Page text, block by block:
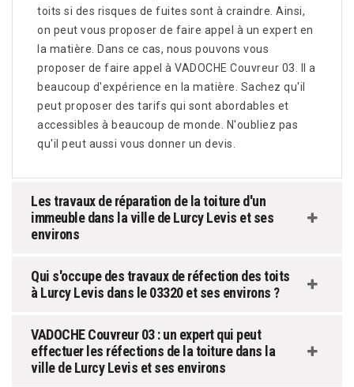
toits si des risques de fuites sont à craindre. Ainsi,
on peut vous proposer de faire appel à un expert en
la matière. Dans ce cas, nous pouvons vous
proposer de faire appel à VADOCHE Couvreur 03. Il a
beaucoup d'expérience en la matière. Sachez qu'il
peut proposer des tarifs qui sont abordables et
accessibles à beaucoup de monde. N'oubliez pas
qu'il peut aussi vous donner un devis.
Les travaux de réparation de la toiture d'un
immeuble dans la ville de Lurcy Levis et ses
environs
Qui s'occupe des travaux de réfection des toits
à Lurcy Levis dans le 03320 et ses environs ?
VADOCHE Couvreur 03 : un expert qui peut
effectuer les réfections de la toiture dans la
ville de Lurcy Levis et ses environs